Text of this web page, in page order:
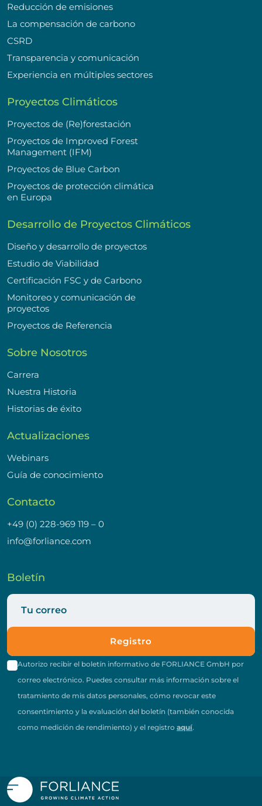
Reducción de emisiones
La compensación de carbono
CSRD
Transparencia y comunicación
Experiencia en múltiples sectores
Proyectos Climáticos
Proyectos de (Re)forestación
Proyectos de Improved Forest
Management (IFM)
Proyectos de Blue Carbon
Proyectos de protección climática
en Europa
Desarrollo de Proyectos Climáticos
Diseño y desarrollo de proyectos
Estudio de Viabilidad
Certificación FSC y de Carbono
Monitoreo y comunicación de
proyectos
Proyectos de Referencia
Sobre Nosotros
Carrera
Nuestra Historia
Historias de éxito
Actualizaciones
Webinars
Guía de conocimiento
Contacto
+49 (0) 228-969 119 – 0
info@forliance.com
Boletín
Registro
Autorizo recibir el boletín informativo de FORLIANCE GmbH por
correo electrónico. Puedes consultar más información sobre el
tratamiento de mis datos personales, cómo revocar este
consentimiento y la evaluación del boletín (también conocida
como medición de rendimiento) y el registro aquí.